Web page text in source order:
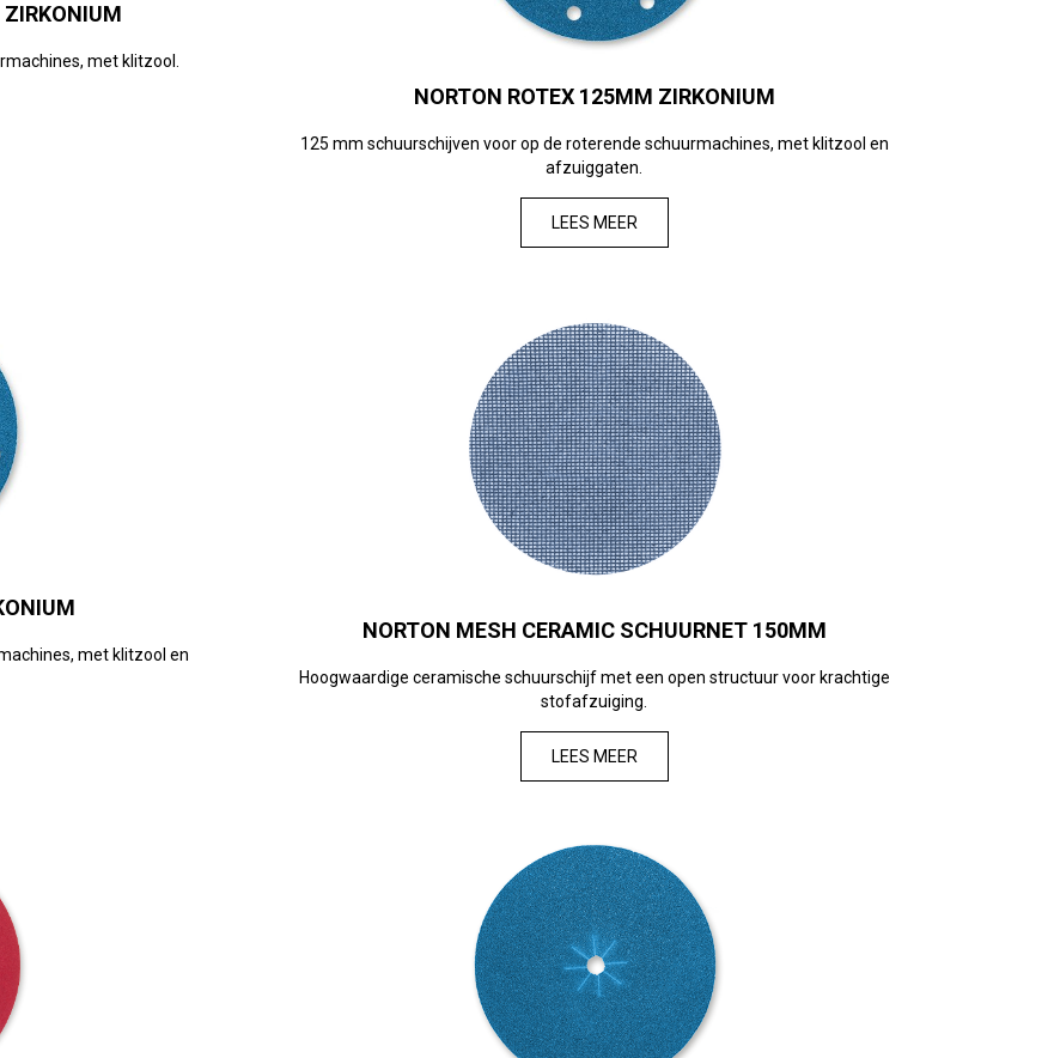
met klitzool.
NORTON ROTEX 125MM ZIRKONIUM
125 mm schuurschijven voor op de roterende schuurmachines, met klitzool en
afzuiggaten.
LEES MEER
met klitzool en
NORTON MESH CERAMIC SCHUURNET 150MM
Hoogwaardige ceramische schuurschijf met een open structuur voor krachtige
stofafzuiging.
LEES MEER